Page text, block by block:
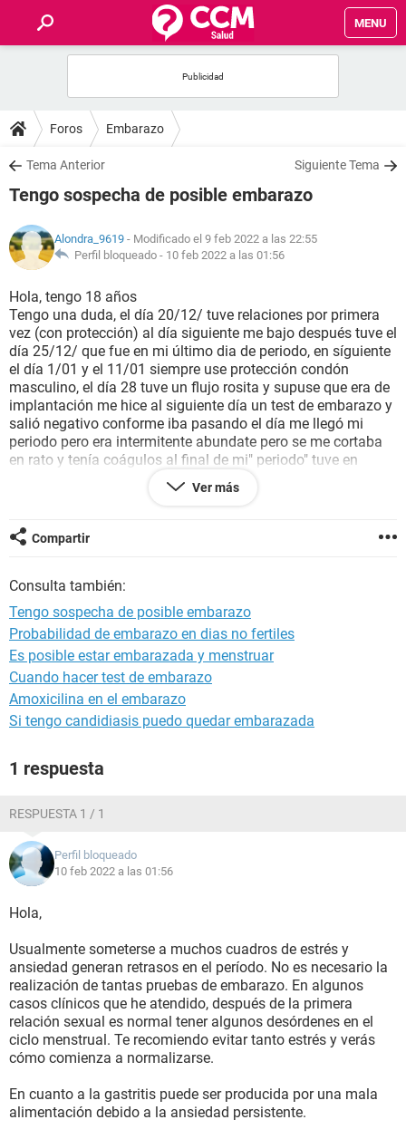
MENU
FOROS
SALUD
FAMILIA
NUTRICIÓN
BIENESTAR
SEXUALIDAD
GLOSARIO
Foros Embarazo
Tema Anterior Siguiente Tema
Tengo sospecha de posible embarazo
Alondra_9619 - Modificado el 9 feb 2022 a las 22:55
Perfil bloqueado - 10 feb 2022 a las 01:56
Hola, tengo 18 años
Tengo una duda, el día 20/12/ tuve relaciones por primera
vez (con protección) al día siguiente me bajo después tuve el
día 25/12/ que fue en mi último dia de periodo, en síguiente
el día 1/01 y el 11/01 siempre use protección condón
masculino, el día 28 tuve un flujo rosita y supuse que era de
implantación me hice al siguiente día un test de embarazo y
salió negativo conforme iba pasando el día me llegó mi
periodo pero era intermitente abundate pero se me cortaba
en rato y tenía coágulos al final de mi" periodo" tuve en
sangrado café como siempre lo había tenido antes, el día
31/01 me realice la prueba de embarazo de sangre y salió
realice en el día correcto y si pudo haber Sido solo un
descontrol hormonal por que nunca me había pasado tener
gastritis siento q es por los nervios y estrés de pensar que no
es verídica la prueba de sangre por habermela hecho en un
día incorrecto. Espero me puedan ayudar
Ver más
Compartir
Consulta también:
Tengo sospecha de posible embarazo
Probabilidad de embarazo en dias no fertiles
Es posible estar embarazada y menstruar
Cuando hacer test de embarazo
Amoxicilina en el embarazo
Si tengo candidiasis puedo quedar embarazada
1 respuesta
RESPUESTA 1 / 1
Perfil bloqueado
10 feb 2022 a las 01:56
Hola,
Usualmente someterse a muchos cuadros de estrés y
ansiedad generan retrasos en el período. No es necesario la
realización de tantas pruebas de embarazo. En algunos
casos clínicos que he atendido, después de la primera
relación sexual es normal tener algunos desórdenes en el
ciclo menstrual. Te recomiendo evitar tanto estrés y verás
cómo comienza a normalizarse.
En cuanto a la gastritis puede ser producida por una mala
alimentación debido a la ansiedad persistente.